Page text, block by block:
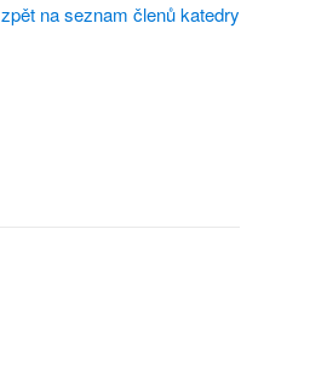
zpět na seznam členů katedry